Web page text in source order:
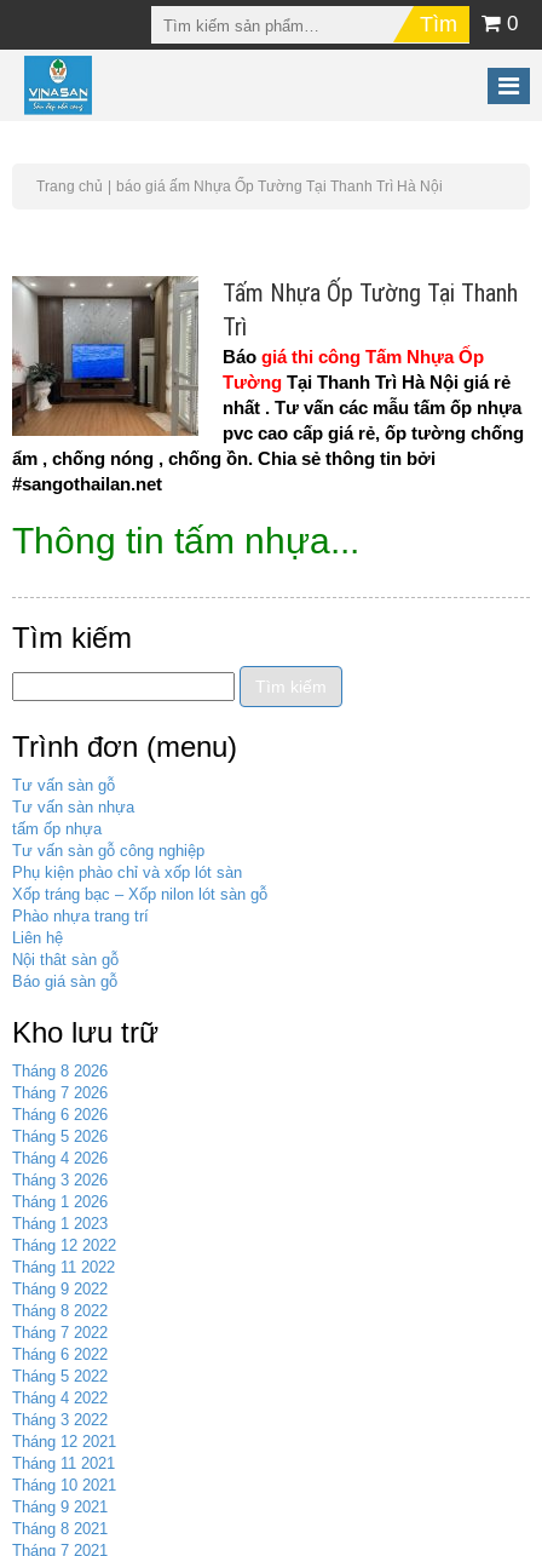
0
Trang chủ báo giá ấm Nhựa Ốp Tường Tại Thanh Trì Hà Nội
Tấm Nhựa Ốp Tường Tại Thanh
Trì
Báo giá thi công Tấm Nhựa Ốp
Tường Tại Thanh Trì Hà Nội giá rẻ
nhất . Tư vấn các mẫu tấm ốp nhựa
pvc cao cấp giá rẻ, ốp tường chống
ẩm , chống nóng , chống ồn. Chia sẻ thông tin bởi
#sangothailan.net
Thông tin tấm nhựa...
Tìm kiếm
Trình đơn (menu)
Tư vấn sàn gỗ
Tư vấn sàn nhựa
tấm ốp nhựa
Tư vấn sàn gỗ công nghiệp
Phụ kiện phào chỉ và xốp lót sàn
Xốp tráng bạc – Xốp nilon lót sàn gỗ
Phào nhựa trang trí
Liên hệ
Nội thât sàn gỗ
Báo giá sàn gỗ
Kho lưu trữ
Tháng 8 2026
Tháng 7 2026
Tháng 6 2026
Tháng 5 2026
Tháng 4 2026
Tháng 3 2026
Tháng 1 2026
Tháng 1 2023
Tháng 12 2022
Tháng 11 2022
Tháng 9 2022
Tháng 8 2022
Tháng 7 2022
Tháng 6 2022
Tháng 5 2022
Tháng 4 2022
Tháng 3 2022
Tháng 12 2021
Tháng 11 2021
Tháng 10 2021
Tháng 9 2021
Tháng 8 2021
Tháng 7 2021